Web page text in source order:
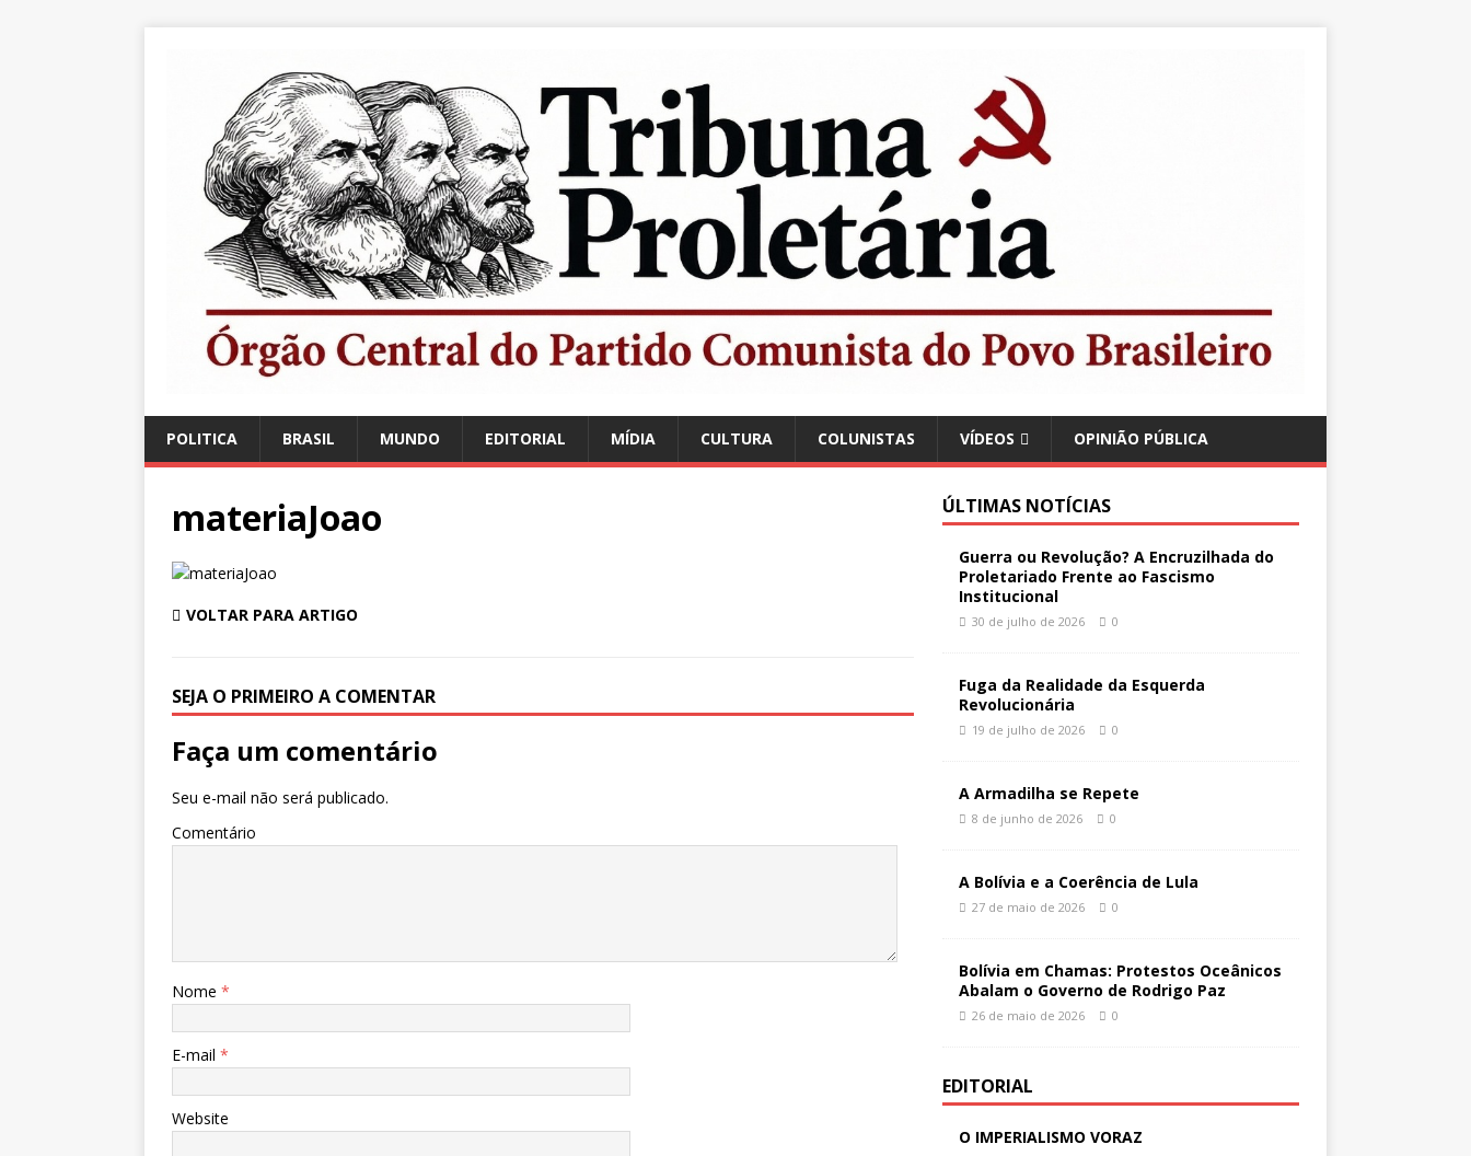
POLITICA BRASIL MUNDO EDITORIAL MÍDIA CULTURA COLUNISTAS VÍDEOS OPINIÃO PÚBLICA
materiaJoao
VOLTAR PARA ARTIGO
SEJA O PRIMEIRO A COMENTAR
Faça um comentário
Seu e-mail não será publicado.
Comentário
Nome *
E-mail *
Website
ÚLTIMAS NOTÍCIAS
Guerra ou Revolução? A Encruzilhada do
Proletariado Frente ao Fascismo
Institucional
30 de julho de 2026 0
Fuga da Realidade da Esquerda
Revolucionária
19 de julho de 2026 0
A Armadilha se Repete
8 de junho de 2026 0
A Bolívia e a Coerência de Lula
27 de maio de 2026 0
Bolívia em Chamas: Protestos Oceânicos
Abalam o Governo de Rodrigo Paz
26 de maio de 2026 0
EDITORIAL
O IMPERIALISMO VORAZ